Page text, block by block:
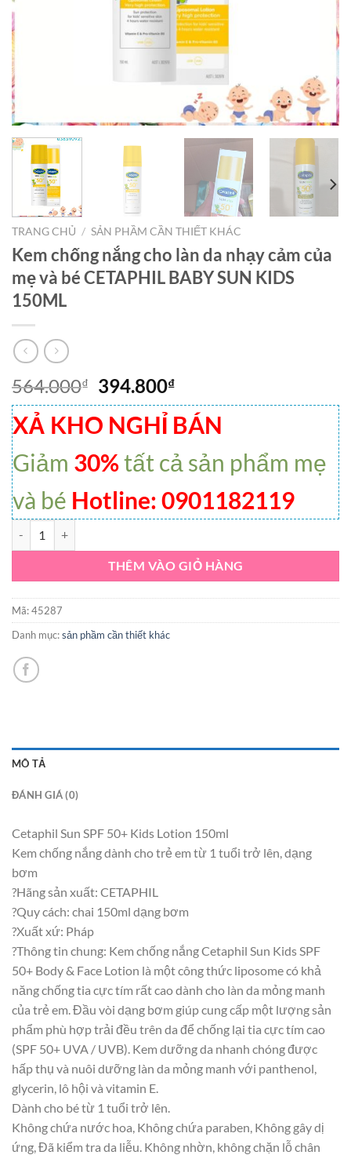
TRANG CHỦ / SẢN PHẦM CẦN THIẾT KHÁC
Kem chống nắng cho làn da nhạy cảm của
mẹ và bé CETAPHIL BABY SUN KIDS
150ML
564.000₫ 394.800₫
XẢ KHO NGHỈ BÁN
Giảm 30%tất cả sản phẩm mẹ
và bé Hotline: 0901182119
THÊM VÀO GIỎ HÀNG
Mã:45287
Danh mục:sản phầm cần thiết khác
MÔ TẢ
ĐÁNH GIÁ (0)
Cetaphil Sun SPF 50+ Kids Lotion 150ml
Kem chống nắng dành cho trẻ em từ 1 tuổi trở lên, dạng
bơm
?Hãng sản xuất: CETAPHIL
?Quy cách: chai 150ml dạng bơm
?Xuất xứ: Pháp
?Thông tin chung: Kem chống nắng Cetaphil Sun Kids SPF
50+ Body & Face Lotion là một công thức liposome có khả
năng chống tia cực tím rất cao dành cho làn da mỏng manh
của trẻ em. Đầu vòi dạng bơm giúp cung cấp một lượng sản
phẩm phù hợp trải đều trên da để chống lại tia cực tím cao
(SPF 50+ UVA / UVB). Kem dưỡng da nhanh chóng được
hấp thụ và nuôi dưỡng làn da mỏng manh với panthenol,
glycerin, lô hội và vitamin E.
Dành cho bé từ 1 tuổi trở lên.
Không chứa nước hoa, Không chứa paraben, Không gây dị
ứng, Đã kiểm tra da liễu. Không nhờn, không chặn lỗ chân